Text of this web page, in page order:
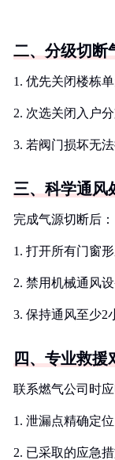
二、分级切断
1. 优先关闭楼栋
2. 次选关闭入户
3. 若阀门损坏无
三、科学通风
完成气源切断后：
1. 打开所有门窗
2. 禁用机械通风
3. 保持通风至少2
四、专业救援
联系燃气公司时应
1. 泄漏点精确定位
2. 已采取的应急